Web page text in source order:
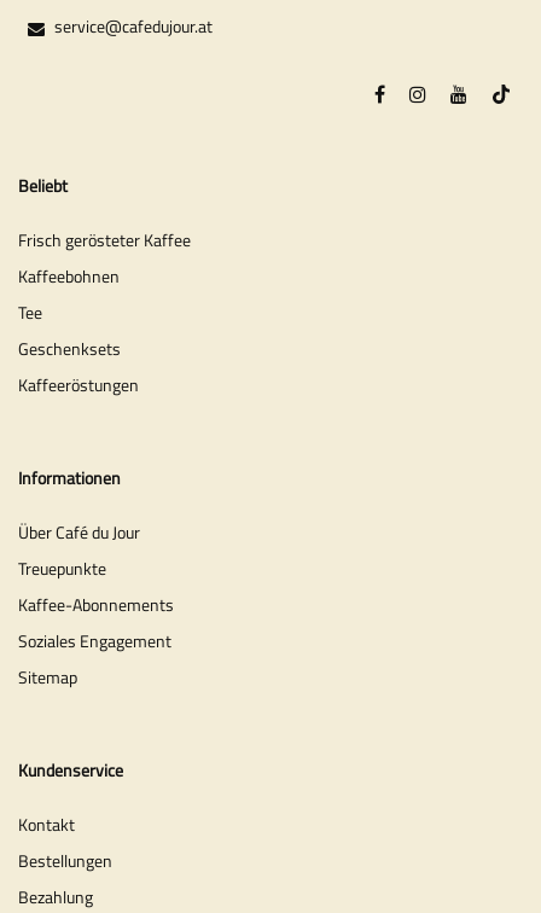
service@cafedujour.at
Beliebt
Frisch gerösteter Kaffee
Kaffeebohnen
Tee
Geschenksets
Kaffeeröstungen
Informationen
Über Café du Jour
Treuepunkte
Kaffee-Abonnements
Soziales Engagement
Sitemap
Kundenservice
Kontakt
Bestellungen
Bezahlung